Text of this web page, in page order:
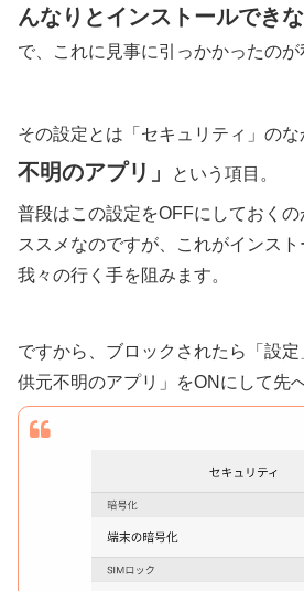
んなりとインストールでき
で、これに見事に引っかかったのが
その設定とは「セキュリティ」のな
不明のアプリ」
という項目。
普段はこの設定をOFFにしておく
ススメなのですが、これがインス
我々の行く手を阻みます。
ですから、ブロックされたら「設
供元不明のアプリ」をONにして先